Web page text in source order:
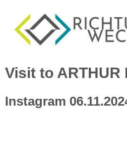
Visit to ARTHUR
Instagram